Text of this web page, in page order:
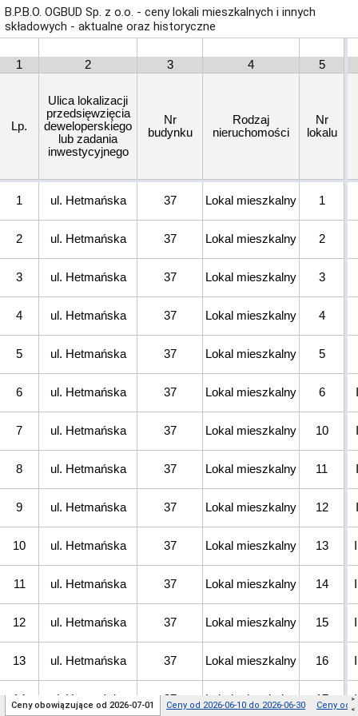
B.P.B.O. OGBUD Sp. z o.o. - ceny lokali mieszkalnych i innych
składowych - aktualne oraz historyczne
Ceny obowiązujące od 2026-07-01 Ceny od 2026-06-10 do 2026-06-30 Ceny od
>
<